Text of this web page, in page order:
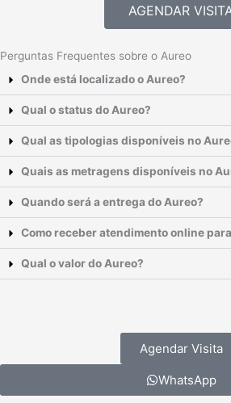
AGENDAR
Perguntas Frequentes sobre o Aureo
Onde está localizado o Aureo?
Qual o status do Aureo?
Qual as tipologias disponíveis no
Quais as metragens disponíveis no
Quando será a entrega do Aureo?
Como receber atendimento online
Qual o valor do Aureo?
Agendar Visita
WhatsApp